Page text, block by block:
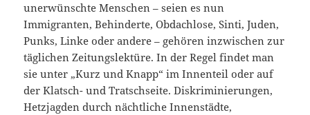
unerwünschte Menschen – seien es nun
Immigranten, Behinderte, Obdachlose, Sinti, Juden,
Punks, Linke oder andere – gehören inzwischen zur
täglichen Zeitungslektüre. In der Regel findet man
sie unter „Kurz und Knapp“ im Innenteil oder auf
der Klatsch- und Tratschseite. Diskriminierungen,
Hetzjagden durch nächtliche Innenstädte,